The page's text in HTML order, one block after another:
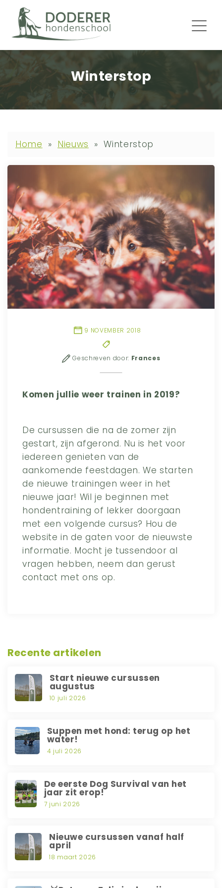
Winterstop
Recente artikelen
Start nieuwe cursussen
augustus
10 juli 2026
Suppen met hond: terug op het
water!
4 juli 2026
De eerste Dog Survival van het
jaar zit erop!
7 juni 2026
Nieuwe cursussen vanaf half
april
18 maart 2026
Home » Nieuws »Winterstop
9 NOVEMBER 2018
Geschreven door: Frances
Komen jullie weer trainen in 2019?
De cursussen die na de zomer zijn
gestart, zijn afgerond. Nu is het voor
iedereen genieten van de
aankomende feestdagen. We starten
de nieuwe trainingen weer in het
nieuwe jaar! Wil je beginnen met
hondentraining of lekker doorgaan
met een volgende cursus? Hou de
website in de gaten voor de nieuwste
informatie. Mocht je tussendoor al
vragen hebben, neem dan gerust
contact met ons op.